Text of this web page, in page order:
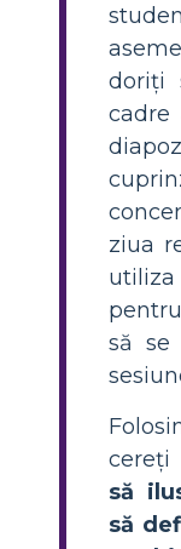
doriți
cadre
ziua
utiliza
să se
cereți
să
să